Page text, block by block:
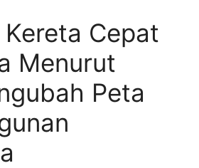
Cepat
Menurut
Peta